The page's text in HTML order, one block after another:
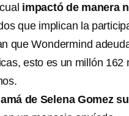
impactó de manera
que implican la
que Wondermind
esto es un millón
de Selena Gomez